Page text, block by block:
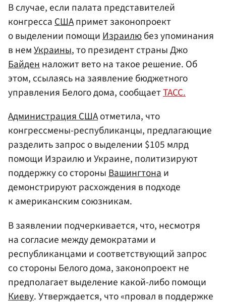
В случае, если палата представителей
конгрессаСШАпримет законопроект
о выделении помощиИзраилюбез упоминания
в немУкраины, то президент страны Джо
Байденналожит вето на такое решение. Об
этом, ссылаясь на заявление бюджетного
управления Белого дома, сообщаетТАСС.
Администрация СШАотметила, что
конгрессмены-республиканцы, предлагающие
разделить запрос о выделении $105 млрд
помощи Израилю и Украине, политизируют
поддержку со стороныВашингтонаи
демонстрируют расхождения в подходе
к американским союзникам.
В заявлении подчеркивается, что, несмотря
на согласие между демократами и
республиканцами и соответствующий запрос
со стороны Белого дома, законопроект не
предполагает выделение какой-либо помощи
Киеву. Утверждается, что «провал в поддержке